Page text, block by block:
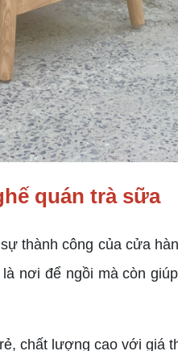
quán trà sữa
thành công của cửa
nơi để ngồi mà còn
chất lượng cao với giá